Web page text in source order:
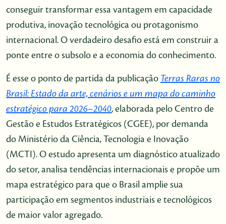
conseguir transformar essa vantagem em capacidade
produtiva, inovação tecnológica ou protagonismo
internacional. O verdadeiro desafio está em construir a
ponte entre o subsolo e a economia do conhecimento.
É esse o ponto de partida da publicação Terras Raras no
Brasil: Estado da arte, cenários e um mapa do caminho
estratégico para 2026–2040, elaborada pelo Centro de
Gestão e Estudos Estratégicos (CGEE), por demanda
do Ministério da Ciência, Tecnologia e Inovação
(MCTI). O estudo apresenta um diagnóstico atualizado
do setor, analisa tendências internacionais e propõe um
mapa estratégico para que o Brasil amplie sua
participação em segmentos industriais e tecnológicos
de maior valor agregado.